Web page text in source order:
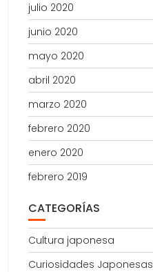
julio 2020
junio 2020
mayo 2020
abril 2020
marzo 2020
febrero 2020
enero 2020
febrero 2019
CATEGORÍAS
Cultura japonesa
Curiosidades Japonesas